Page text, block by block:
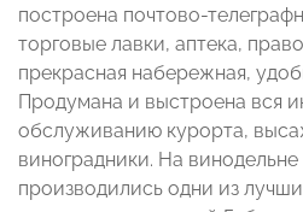
построена почтово-
торговые лавки, аптека,
прекрасная набережная,
Продумана и выстроена вся
обслуживанию курорта,
виноградники. На
производились одни из